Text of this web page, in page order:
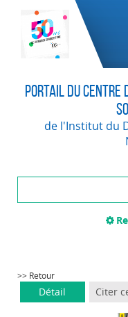
Portail du Centre
de l'Institut du
>> Retour
Détail Citer